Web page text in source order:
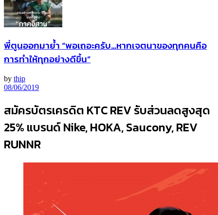
พี่ตูนออกมาย้ำ “พอเถอะครับ…หากเจตนาของทุกคนคือ
การทำให้ทุกอย่างดีขึ้น”
by thip
08/06/2019
สมัครบัตรเครดิต KTC REV รับส่วนลดสูงสุด
25% แบรนด์ Nike, HOKA, Saucony, REV
RUNNR